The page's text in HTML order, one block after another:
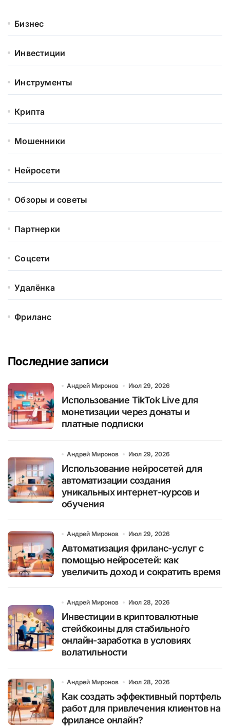
Бизнес
Инвестиции
Инструменты
Крипта
Мошенники
Нейросети
Обзоры и советы
Партнерки
Соцсети
Удалёнка
Фриланс
Последние записи
Андрей Миронов Июл 29, 2026
Использование TikTok Live для
монетизации через донаты и
платные подписки
Андрей Миронов Июл 29, 2026
Использование нейросетей для
автоматизации создания
уникальных интернет-курсов и
обучения
Андрей Миронов Июл 29, 2026
Автоматизация фриланс-услуг с
помощью нейросетей: как
увеличить доход и сократить время
Андрей Миронов Июл 28, 2026
Инвестиции в криптовалютные
стейбкоины для стабильно́го
онлайн-заработка в условиях
волатильности
Андрей Миронов Июл 28, 2026
Как создать эффективный портфель
работ для привлечения клиентов на
фрилансе онлайн?